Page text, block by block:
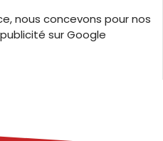
nous concevons pour nos
sur Google